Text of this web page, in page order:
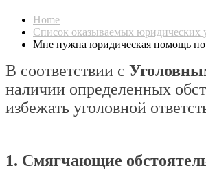
Home
Список оказываемых юридических
Мне нужна юридическая помощь по
В соответствии с
наличии определенных
избежать уголовной
1. Смягчающие